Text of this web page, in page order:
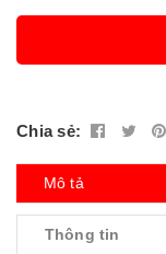
Chia sẻ:
Mô tả
Thông tin